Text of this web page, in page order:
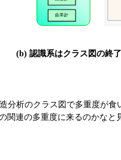
(b) 認識系はクラス図の終
分析のクラス図で多重度が
関連の多重度に来るのかな